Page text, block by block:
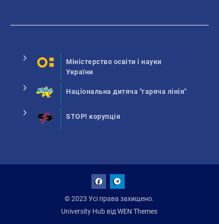
Міністерство освіти і науки
України
Національна дитяча "гаряча лінія"
STOP! корупція
© 2023 Усі права захищено.
University Hub відWEN Themes